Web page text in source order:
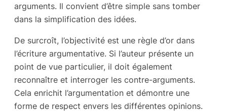
arguments. Il convient d’être simple sans tomber
dans la simplification des idées.
De surcroît, l’objectivité est une règle d’or dans
l’écriture argumentative. Si l’auteur présente un
point de vue particulier, il doit également
reconnaître et interroger les contre-arguments.
Cela enrichit l’argumentation et démontre une
forme de respect envers les différentes opinions.